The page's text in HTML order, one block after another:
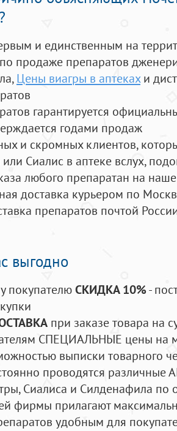
и единственным на
продаже препаратов
, Цены виагры в аптекахи
гарантируется
годами продаж
и скромных клиентов,
Сиалис в аптеке вслух,
любого препаратан на
доставка курьером по
препаратов почтой
выгодно
покупателюСКИДКА 10%-
при заказе товара на
СПЕЦИАЛЬНЫЕ цены на
выписки товарного
проводятся
Сиалиса и Силденафила по
фирмы прилагают
удобным для